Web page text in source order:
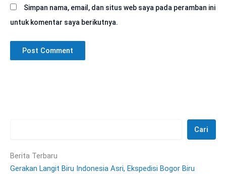
Simpan nama, email, dan situs web saya pada peramban ini
untuk komentar saya berikutnya.
Cari
Berita Terbaru
Gerakan Langit Biru Indonesia Asri, Ekspedisi Bogor Biru